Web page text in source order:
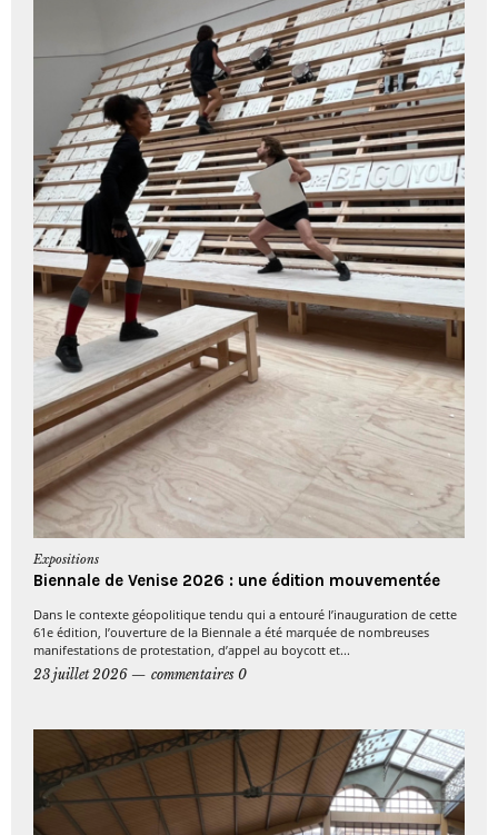
Expositions
Biennale de Venise 2026 : une édition mouvementée
Dans le contexte géopolitique tendu qui a entouré l’inauguration de cette
61e édition, l’ouverture de la Biennale a été marquée de nombreuses
manifestations de protestation, d’appel au boycott et...
23 juillet 2026
commentaires 0